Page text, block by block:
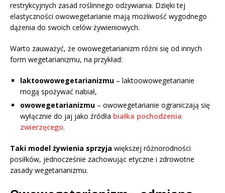
restrykcyjnych zasad roślinnego odżywiania. Dzięki tej
elastyczności owowegetarianie mają możliwość wygodnego
dążenia do swoich celów żywieniowych.
Warto zauważyć, że owowegetarianizm różni się od innych
form wegetarianizmu, na przykład:
laktoowowegetarianizmu – laktoowowegetarianie
mogą spożywać nabiał,
owowegetarianizmu – owowegetarianie ograniczają się
wyłącznie do jaj jako źródła białka pochodzenia
zwierzęcego.
Taki model żywienia sprzyja większej różnorodności
posiłków, jednocześnie zachowując etyczne i zdrowotne
zasady wegetarianizmu.